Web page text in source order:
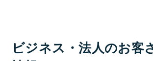
ビジネス・法人のお客